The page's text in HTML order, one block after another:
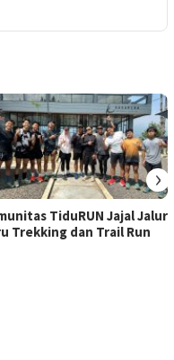
TiduRUN Jajal Jalur
Trekking dan Trail Run
›